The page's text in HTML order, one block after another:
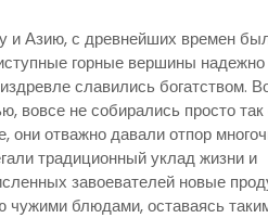
Азию, с древнейших времен
горные вершины надежно
славились богатством.
вовсе не собирались просто так
они отважно давали отпор
традиционный уклад жизни и
завоевателей новые
чужими блюдами, оставаясь